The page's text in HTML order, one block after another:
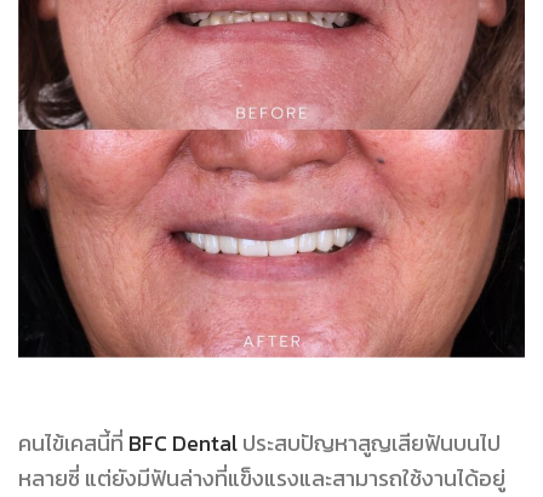
คนไข้เคสนี้ที่ BFC Dentalประสบปัญหาสูญเสียฟันบนไป
หลายซี่ แต่ยังมีฟันล่างที่แข็งแรงและสามารถใช้งานได้อยู่